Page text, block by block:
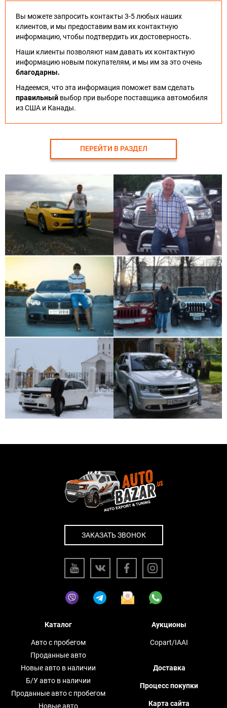
Вы можете запросить контакты 3-5 любых наших
клиентов, и мы предоставим вам их контактную
информацию, чтобы подтвердить их достоверность.
Наши клиенты позволяют нам давать их контактную
информацию новым покупателям, и мы им за это очень
благодарны.
Надеемся, что эта информация поможет вам сделать
правильный выбор при выборе поставщика автомобиля
из США и Канады.
ПЕРЕЙТИ В РАЗДЕЛ
ЗАКАЗАТЬ ЗВОНОК
Каталог
Авто с пробегом
Проданные авто
Новые авто в наличии
Б/У авто в наличии
Проданные авто с пробегом
Новые авто
Аукционы
Copart/IAAI
Доставка
Процесс покупки
Карта сайта